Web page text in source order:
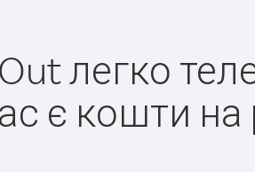
легко
є кошти